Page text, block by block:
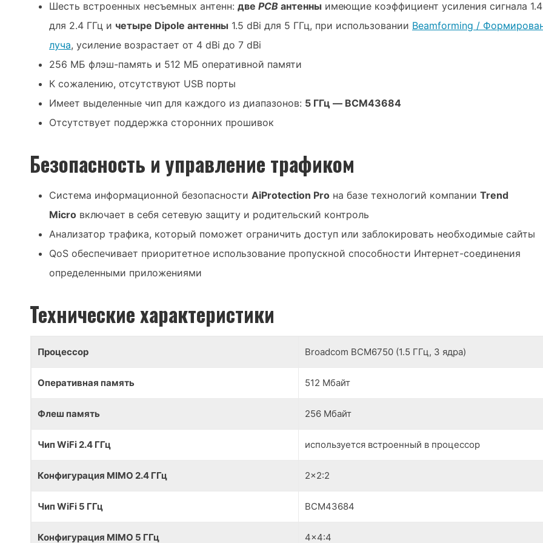
Шесть встроенных несъемных антенн:двеPCBантенны имеющие коэффициент усиления сигнала
для 2.4 ГГц и четыре Dipole антенны 1.5 dBi для 5 ГГц, при использовании Beamforming /
луча, усиление возрастает от 4 dBi до 7 dBi
256 МБ флэш-память и 512 МБ оперативной памяти
К сожалению, отсутствуют USB порты
Имеет выделенные чип для каждого из диапазонов: 5 ГГц — BCM43684
Отсутствует поддержка сторонних прошивок­
Безопасность и управление трафиком
Система информационной безопасностиAiProtection Pro на базе технологий компанииTrend
Micro включает в себя сетевую защиту и родительский контроль
Анализатор трафика, который поможет ограничить доступ или заблокировать необходимые сайты
QoS обеспечивает приоритетное использование пропускной способности Интернет-соединения
определенными приложениями
Технические характеристики
Процессор Broadcom BCM6750 (1.5 ГГц, 3 ядра)
Оперативная память 512 Мбайт
Флеш память 256 Мбайт
Чип WiFi 2.4 ГГц используется встроенный в процессор
Конфигурация MIMO 2.4 ГГц 2x2:2
Чип WiFi 5 ГГц BCM43684
Конфигурация MIMO 5 ГГц 4x4:4